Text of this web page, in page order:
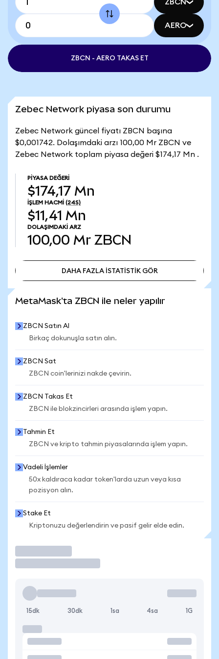
ZBCN
AERO
ZBCN - AERO TAKAS ET
Zebec Network piyasa son durumu
Zebec Network güncel fiyatı ZBCN başına
$0,001742. Dolaşımdaki arzı 100,00 Mr ZBCN ve
Zebec Network toplam piyasa değeri $174,17 Mn .
PIYASA DEĞERI
$174,17 Mn
İŞLEM HACMI (24S)
$11,41 Mn
DOLAŞIMDAKI ARZ
100,00 Mr ZBCN
DAHA FAZLA İSTATİSTİK GÖR
MetaMask'ta ZBCN ile neler yapılır
ZBCN Satın Al
Birkaç dokunuşla satın alın.
ZBCN Sat
ZBCN coin'lerinizi nakde çevirin.
ZBCN Takas Et
ZBCN ile blokzincirleri arasında işlem yapın.
Tahmin Et
ZBCN ve kripto tahmin piyasalarında işlem yapın.
Vadeli İşlemler
50x kaldıraca kadar token'larda uzun veya kısa
pozisyon alın.
Stake Et
Kriptonuzu değerlendirin ve pasif gelir elde edin.
15dk 30dk 1sa 4sa 1G